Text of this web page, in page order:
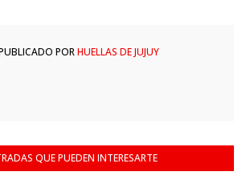
PORHUELLAS DE JUJUY
QUE PUEDEN INTERESARTE